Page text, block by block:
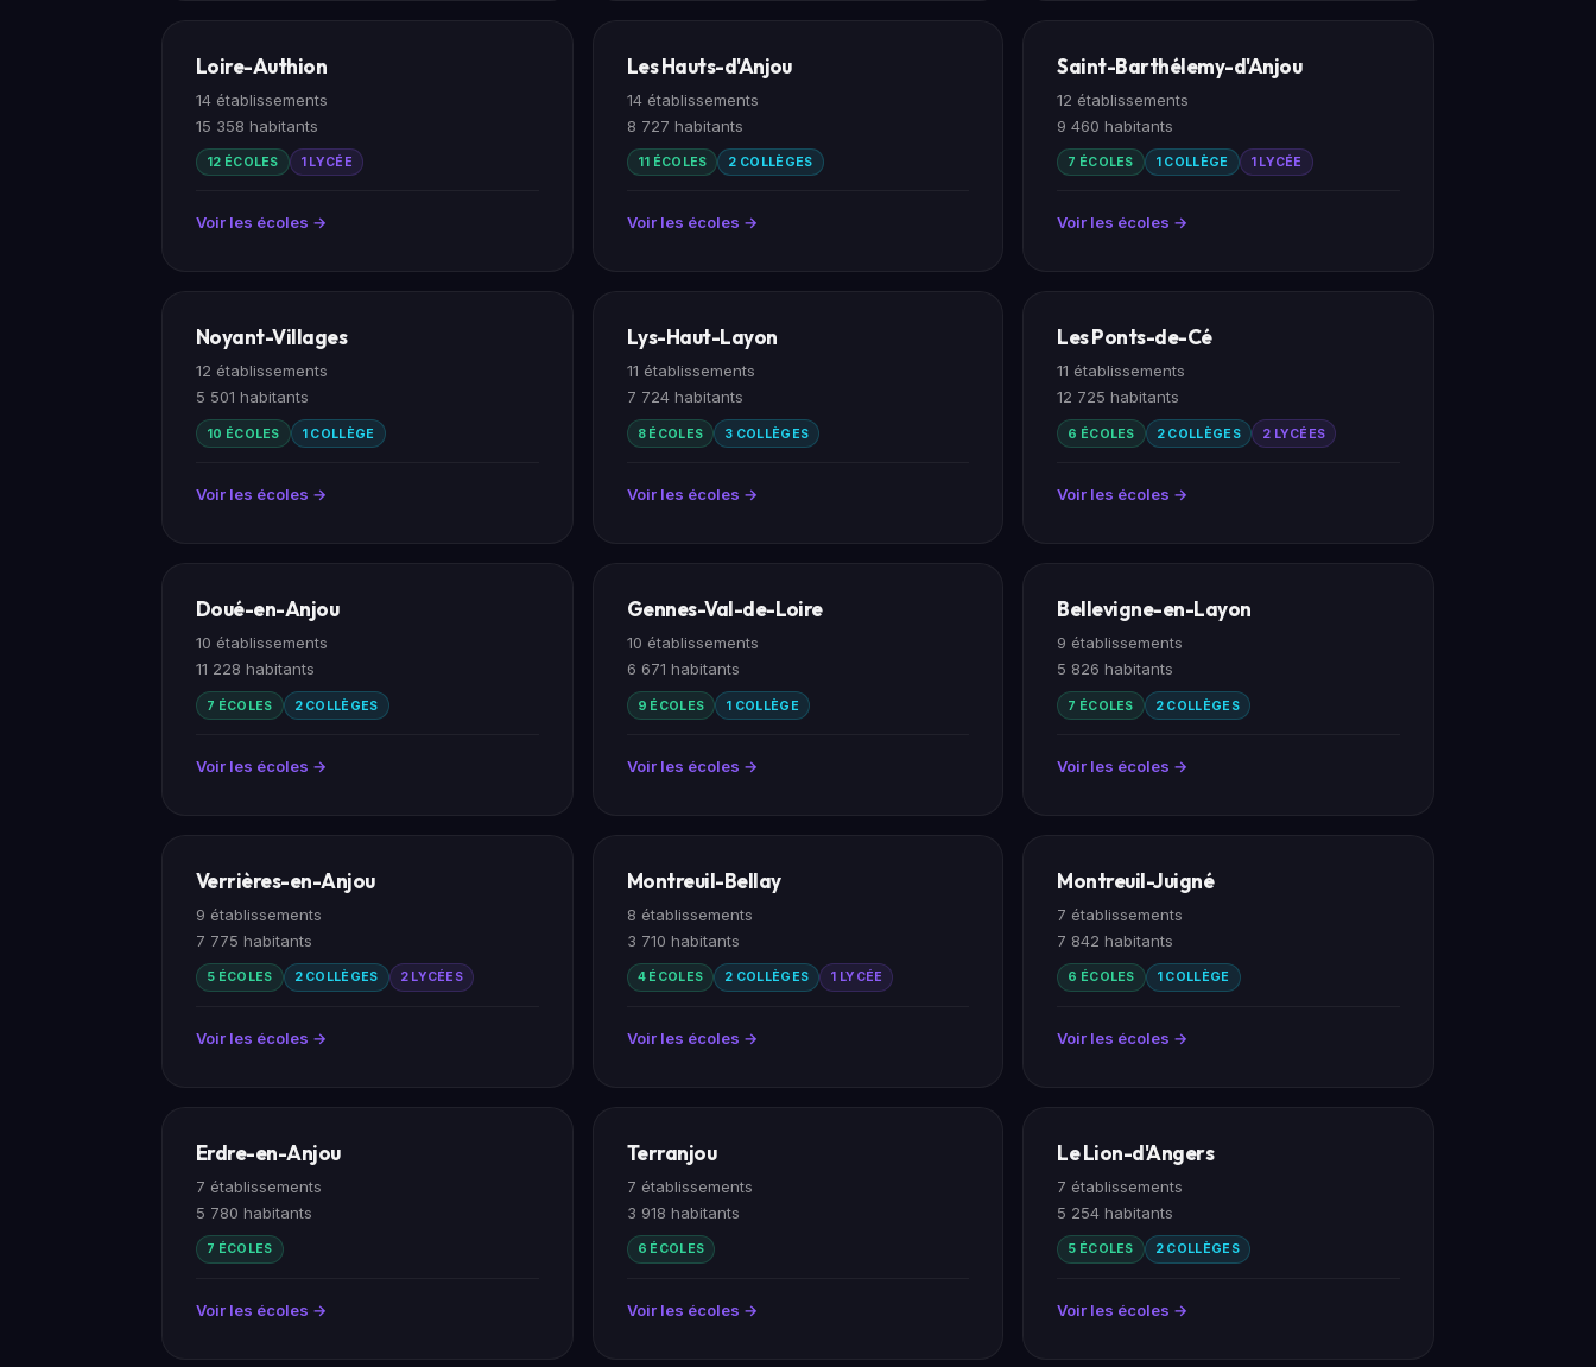
Loire-Authion
14 établissements
15 358 habitants
12 ÉCOLES 1 LYCÉE
Voir les écoles →
Les Hauts-d'Anjou
14 établissements
8 727 habitants
11 ÉCOLES 2 COLLÈGES
Voir les écoles →
Saint-Barthélemy-d'Anjou
12 établissements
9 460 habitants
7 ÉCOLES 1 COLLÈGE 1 LYCÉE
Voir les écoles →
Noyant-Villages
12 établissements
5 501 habitants
10 ÉCOLES 1 COLLÈGE
Voir les écoles →
Lys-Haut-Layon
11 établissements
7 724 habitants
8 ÉCOLES 3 COLLÈGES
Voir les écoles →
Les Ponts-de-Cé
11 établissements
12 725 habitants
6 ÉCOLES 2 COLLÈGES 2 LYCÉES
Voir les écoles →
Doué-en-Anjou
10 établissements
11 228 habitants
7 ÉCOLES 2 COLLÈGES
Voir les écoles →
Gennes-Val-de-Loire
10 établissements
6 671 habitants
9 ÉCOLES 1 COLLÈGE
Voir les écoles →
Bellevigne-en-Layon
9 établissements
5 826 habitants
7 ÉCOLES 2 COLLÈGES
Voir les écoles →
Verrières-en-Anjou
9 établissements
7 775 habitants
5 ÉCOLES 2 COLLÈGES 2 LYCÉES
Voir les écoles →
Montreuil-Bellay
8 établissements
3 710 habitants
4 ÉCOLES 2 COLLÈGES 1 LYCÉE
Voir les écoles →
Montreuil-Juigné
7 établissements
7 842 habitants
6 ÉCOLES 1 COLLÈGE
Voir les écoles →
Erdre-en-Anjou
7 établissements
5 780 habitants
7 ÉCOLES
Voir les écoles →
Terranjou
7 établissements
3 918 habitants
6 ÉCOLES
Voir les écoles →
Le Lion-d'Angers
7 établissements
5 254 habitants
5 ÉCOLES 2 COLLÈGES
Voir les écoles →